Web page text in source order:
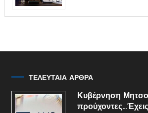
ΤΕΛΕΥΤΑΙΑ ΑΡΘΡΑ
Κυβέρνηση